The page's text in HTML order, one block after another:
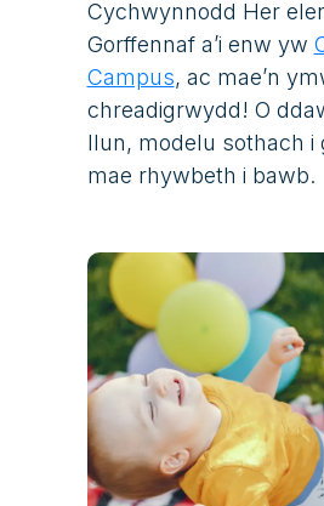
Cychwynnodd Her
Gorffennaf a’i enw yw
Campus, ac mae’n
chreadigrwydd! O
llun, modelu sothach i
mae rhywbeth i bawb.